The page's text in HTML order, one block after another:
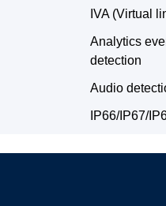
IVA (Virtual
Analytics
detection
Audio
IP66/IP67/